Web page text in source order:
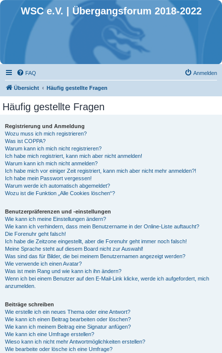
WSC e.V. | Übergangsforum 2018-2022
FAQ Anmelden
Übersicht Häufig gestellte Fragen
Häufig gestellte Fragen
Registrierung und Anmeldung
Wozu muss ich mich registrieren?
Was ist COPPA?
Warum kann ich mich nicht registrieren?
Ich habe mich registriert, kann mich aber nicht anmelden!
Warum kann ich mich nicht anmelden?
Ich habe mich vor einiger Zeit registriert, kann mich aber nicht mehr anmelden?!
Ich habe mein Passwort vergessen!
Warum werde ich automatisch abgemeldet?
Wozu ist die Funktion „Alle Cookies löschen“?
Benutzerpräferenzen und -einstellungen
Wie kann ich meine Einstellungen ändern?
Wie kann ich verhindern, dass mein Benutzername in der Online-Liste auftaucht?
Die Forenuhr geht falsch!
Ich habe die Zeitzone eingestellt, aber die Forenuhr geht immer noch falsch!
Meine Sprache steht auf diesem Board nicht zur Auswahl!
Was sind das für Bilder, die bei meinem Benutzernamen angezeigt werden?
Wie verwende ich einen Avatar?
Was ist mein Rang und wie kann ich ihn ändern?
Wenn ich bei einem Benutzer auf den E-Mail-Link klicke, werde ich aufgefordert, mich
anzumelden.
Beiträge schreiben
Wie erstelle ich ein neues Thema oder eine Antwort?
Wie kann ich einen Beitrag bearbeiten oder löschen?
Wie kann ich meinem Beitrag eine Signatur anfügen?
Wie kann ich eine Umfrage erstellen?
Wieso kann ich nicht mehr Antwortmöglichkeiten erstellen?
Wie bearbeite oder lösche ich eine Umfrage?